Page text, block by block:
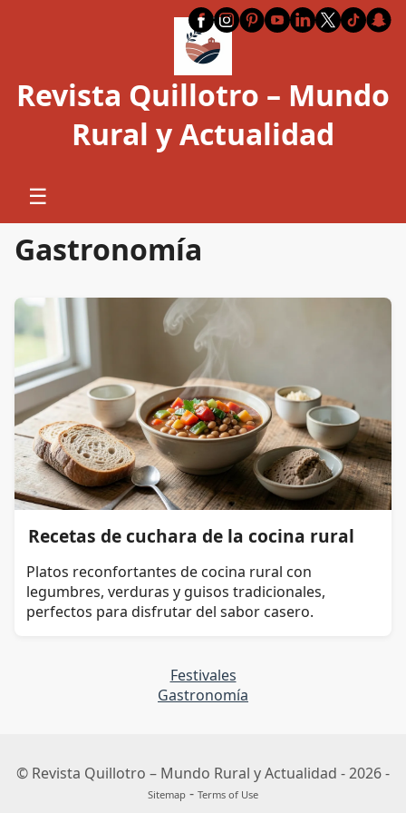
Revista Quillotro – Mundo
Rural y Actualidad
☰
Gastronomía
Recetas de cuchara de la cocina rural
Platos reconfortantes de cocina rural con
legumbres, verduras y guisos tradicionales,
perfectos para disfrutar del sabor casero.
Festivales
Gastronomía
© Revista Quillotro – Mundo Rural y Actualidad - 2026 -
Sitemap - Terms of Use